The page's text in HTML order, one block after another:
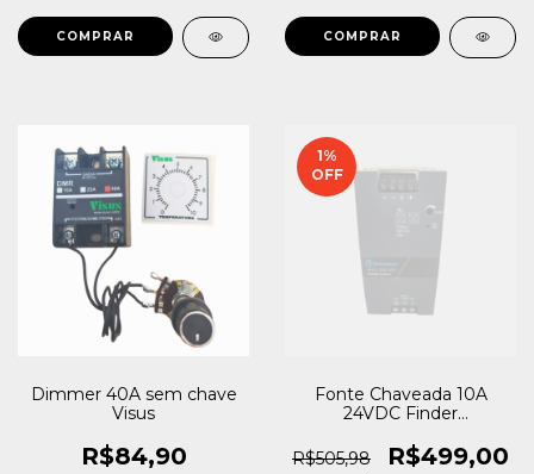
Dimmer 40A sem chave
Visus
R$84,90
1%
OFF
Fonte Chaveada 10A
24VDC Finder
R$505,98
R$499,00